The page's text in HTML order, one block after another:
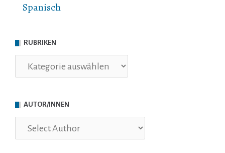
Spanisch
RUBRIKEN
Rubriken
AUTOR/INNEN